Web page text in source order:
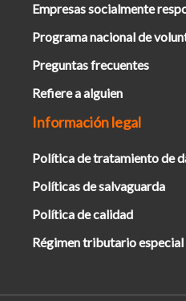
Empresas socialmente
Programa nacional de
Preguntas frecuentes
Refiere a alguien
Información legal
Política de tratamiento de
Políticas de salvaguarda
Política de calidad
Régimen tributario especial